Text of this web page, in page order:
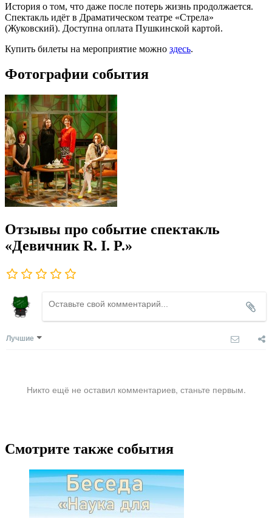
История о том, что даже после потерь жизнь продолжается.
Спектакль идёт в Драматическом театре «Стрела»
(Жуковский). Доступна оплата Пушкинской картой.
Купить билеты на мероприятие можно здесь.
Фотографии события
Отзывы про событие спектакль
«Девичник R. I. P.»
Лучшие
Никто ещё не оставил комментариев, станьте первым.
Смотрите также события